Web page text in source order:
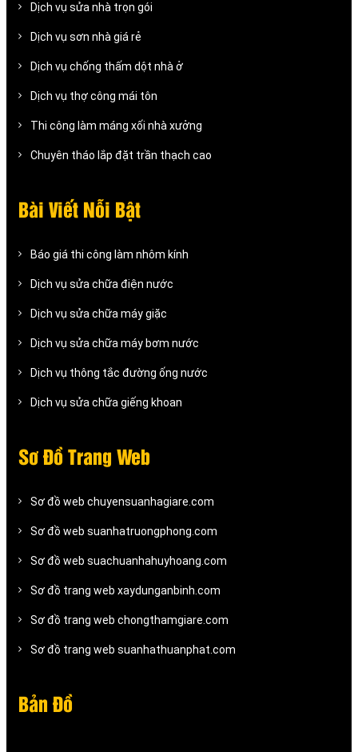
Dịch vụ sửa nhà trọn gói
Dịch vụ sơn nhà giá rẻ
Dịch vụ chống thấm dột nhà ở
Dịch vụ thợ công mái tôn
Thi công làm máng xối nhà xưởng
Chuyên tháo lắp đặt trần thạch cao
Bài Viết Nỗi Bật
Báo giá thi công làm nhôm kính
Dịch vụ sửa chữa điện nước
Dịch vụ sửa chữa máy giặc
Dịch vụ sửa chữa máy bơm nước
Dịch vụ thông tắc đường ống nước
Dịch vụ sửa chữa giếng khoan
Sơ Đồ Trang Web
Sơ đồ web chuyensuanhagiare.com
Sơ đồ web suanhatruongphong.com
Sơ đồ web suachuanhahuyhoang.com
Sơ đồ trang web xaydunganbinh.com
Sơ đồ trang web chongthamgiare.com
Sơ đồ trang web suanhathuanphat.com
Bản Đồ